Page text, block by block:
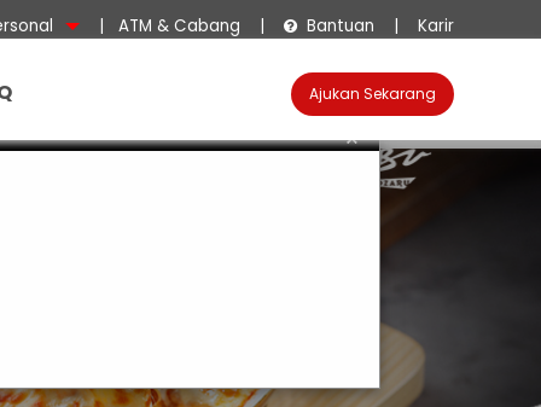
|ATM & Cabang |  Bantuan | Karir
Ajukan Sekarang
×